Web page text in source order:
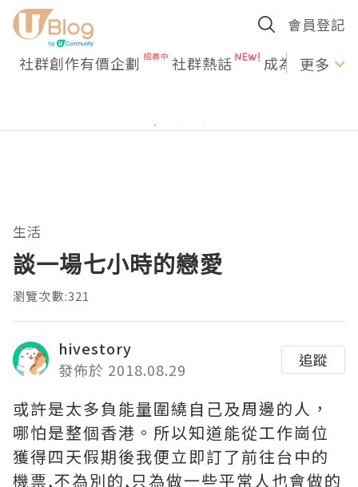
會員登記
社群創作有價企劃 社群熱話 成為U更多
生活
談一場七小時的戀愛
瀏覽次數:321
hivestory
發佈於 2018.08.29
追蹤
或許是太多負能量圍繞自己及周邊的人，
哪怕是整個香港。所以知道能從工作崗位
獲得四天假期後我便立即訂了前往台中的
機票,不為別的,只為做一些平常人也會做的